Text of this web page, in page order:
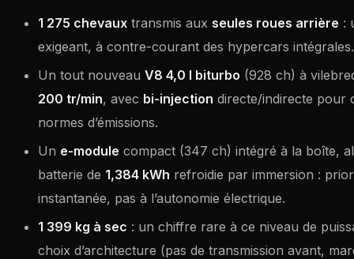
1 275 chevaux transmis aux seules roues arrière :
exigeant, à contre-courant des hypercars intégrales.
Un tout nouveau V8 4,0 l biturbo (928 ch) à
200 tr/min, avec bi-injection directe/indirecte pour
normes d’émissions.
Un e-module compact (347 ch) intégré à la boîte,
batterie de 1,384 kWh refroidie par immersion :
instantanée, pas à l’autonomie électrique.
1 399 kg à sec : un chiffre rare à ce niveau de
choix d’architecture (pas de transmission avant,